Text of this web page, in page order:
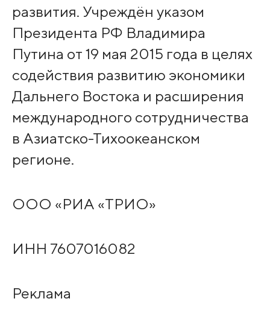
развития. Учреждён указом
Президента РФ Владимира
Путина от 19 мая 2015 года в целях
содействия развитию экономики
Дальнего Востока и расширения
международного сотрудничества
в Азиатско-Тихоокеанском
регионе.
OOO «PИA «ТPИO»
ИHH 7607016082
Peклaмa